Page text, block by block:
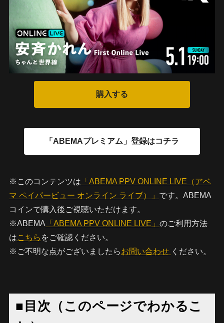
※このコンテンツは 「ABEMA PPV ONLINE LIVE（アベ
マ ペイパービュー オンライン ライブ）」 です。ABEMA
コインで購入後ご視聴いただけます。
※ABEMA 「ABEMA PPV ONLINE LIVE」 のご利用方法
はこちら をご確認ください。
※ご不明な点がございましたらお問い合わせ ください。
■目次（このページでわかるこ